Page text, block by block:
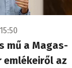
mű a Magas-
emlékeiről az